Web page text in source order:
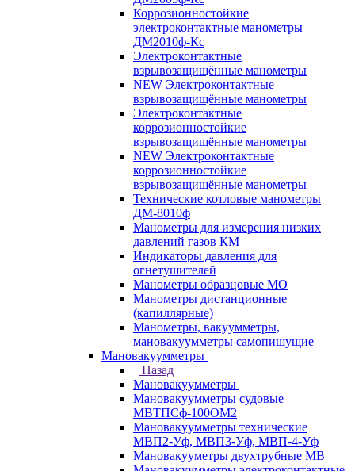
Коррозионностойкие
электроконтактные манометры
ДМ2010ф-Кс
Электроконтактные
взрывозащищённые манометры
NEW Электроконтактные
взрывозащищённые манометры
Электроконтактные
коррозионностойкие
взрывозащищённые манометры
NEW Электроконтактные
коррозионностойкие
взрывозащищённые манометры
Технические котловые манометры
ДМ-8010ф
Манометры для измерения низких
давлений газов КМ
Индикаторы давления для
огнетушителей
Манометры образцовые МО
Манометры дистанционные
(капиллярные)
Манометры, вакуумметры,
мановакуумметры самопишущие
Мановакуумметры
Назад
Мановакуумметры
Мановакуумметры судовые
МВТПСф-100ОМ2
Мановакуумметры технические
МВП2-Уф, МВП3-Уф, МВП-4-Уф
Мановакууметры двухтрубные МВ